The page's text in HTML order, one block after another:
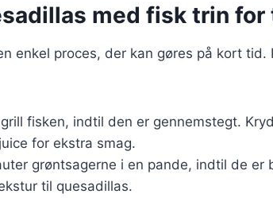
med fisk trin for
enkel proces, der kan gøres på kort tid.
fisken, indtil den er gennemstegt.
for ekstra smag.
grøntsagerne i en pande, indtil de er
til quesadillas.